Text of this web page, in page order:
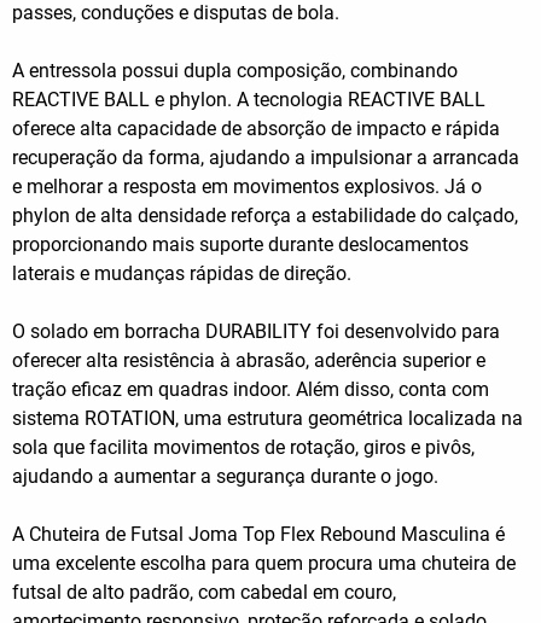
passes, conduções e disputas de bola.
A entressola possui dupla composição, combinando
REACTIVE BALL e phylon. A tecnologia REACTIVE BALL
oferece alta capacidade de absorção de impacto e rápida
recuperação da forma, ajudando a impulsionar a arrancada
e melhorar a resposta em movimentos explosivos. Já o
phylon de alta densidade reforça a estabilidade do calçado,
proporcionando mais suporte durante deslocamentos
laterais e mudanças rápidas de direção.
O solado em borracha DURABILITY foi desenvolvido para
oferecer alta resistência à abrasão, aderência superior e
tração eficaz em quadras indoor. Além disso, conta com
sistema ROTATION, uma estrutura geométrica localizada na
sola que facilita movimentos de rotação, giros e pivôs,
ajudando a aumentar a segurança durante o jogo.
A Chuteira de Futsal Joma Top Flex Rebound Masculina é
uma excelente escolha para quem procura uma chuteira de
futsal de alto padrão, com cabedal em couro,